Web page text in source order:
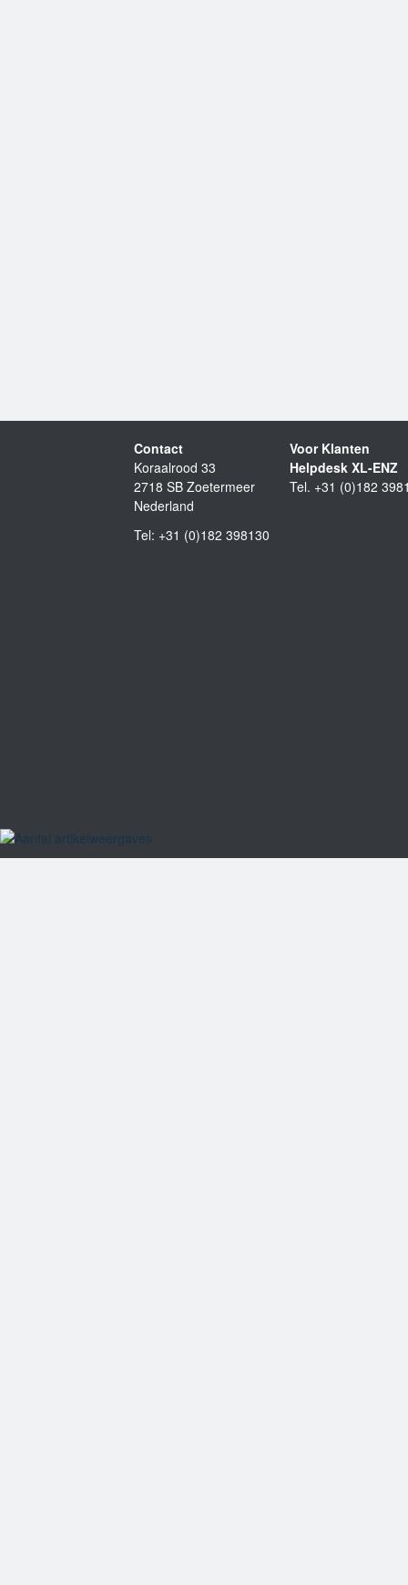
Contact
Koraalrood 33
2718 SB Zoetermeer
Nederland
Tel: +31 (0)182 398130
Voor Klanten
Helpdesk XL-ENZ
Tel. +31 (0)182